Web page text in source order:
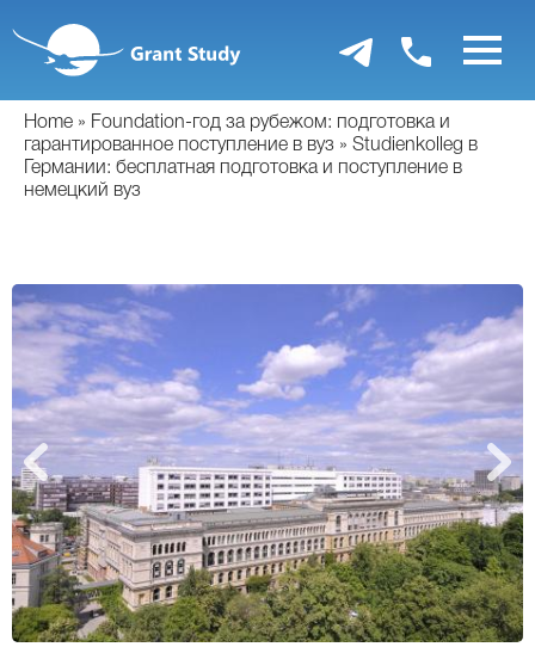
основному
содержанию
Home
Foundation-год за рубежом: подготовка и
гарантированное поступление в вуз
Studienkolleg в
Германии: бесплатная подготовка и поступление в
немецкий вуз